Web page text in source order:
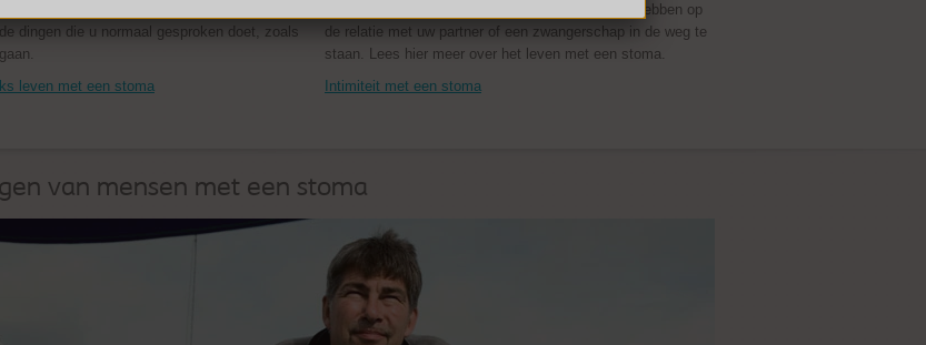
dingen die u normaal gesproken doet, zoals
leven met een stoma
denkt kan veranderen, hoeft het geen invloed te hebben op
de relatie met uw partner of een zwangerschap in de weg te
staan. Lees hier meer over het leven met een stoma.
Intimiteit met een stoma
van mensen met een stoma